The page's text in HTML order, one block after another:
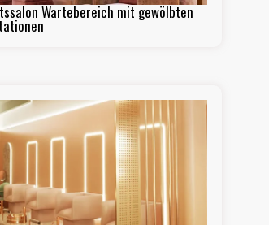
Wartebereich mit gewölbten